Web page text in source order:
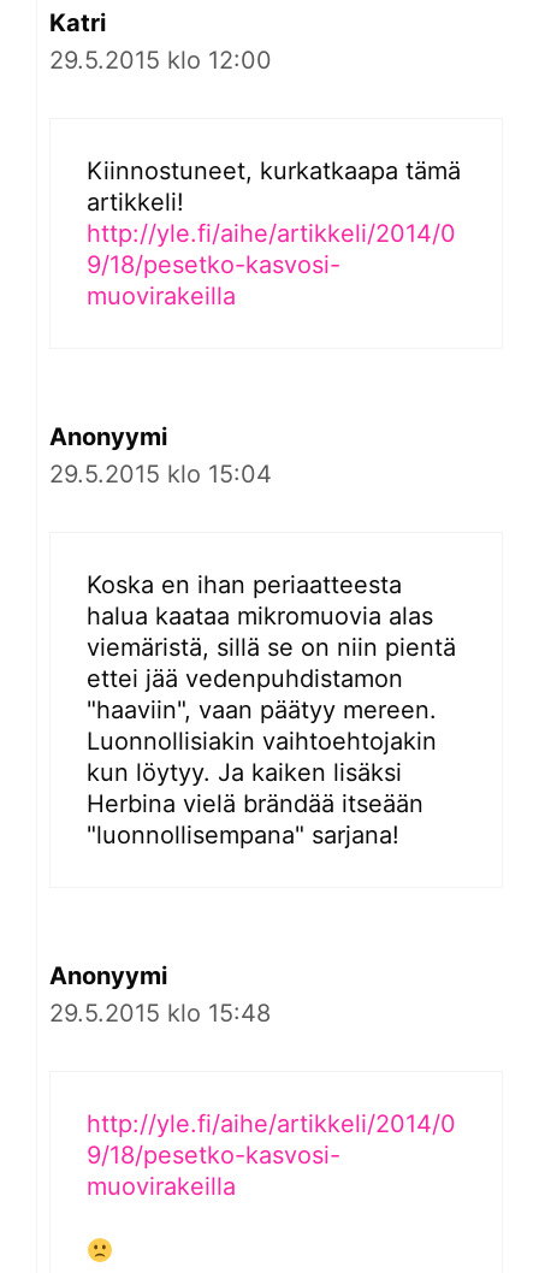
Katri
29.5.2015 klo 12:00
Kiinnostuneet, kurkatkaapa tämä
artikkeli!
http://yle.fi/aihe/artikkeli/2014/0
9/18/pesetko-kasvosi-
muovirakeilla
Anonyymi
29.5.2015 klo 15:04
Koska en ihan periaatteesta
halua kaataa mikromuovia alas
viemäristä, sillä se on niin pientä
ettei jää vedenpuhdistamon
"haaviin", vaan päätyy mereen.
Luonnollisiakin vaihtoehtojakin
kun löytyy. Ja kaiken lisäksi
Herbina vielä brändää itseään
"luonnollisempana" sarjana!
Anonyymi
29.5.2015 klo 15:48
http://yle.fi/aihe/artikkeli/2014/0
9/18/pesetko-kasvosi-
muovirakeilla